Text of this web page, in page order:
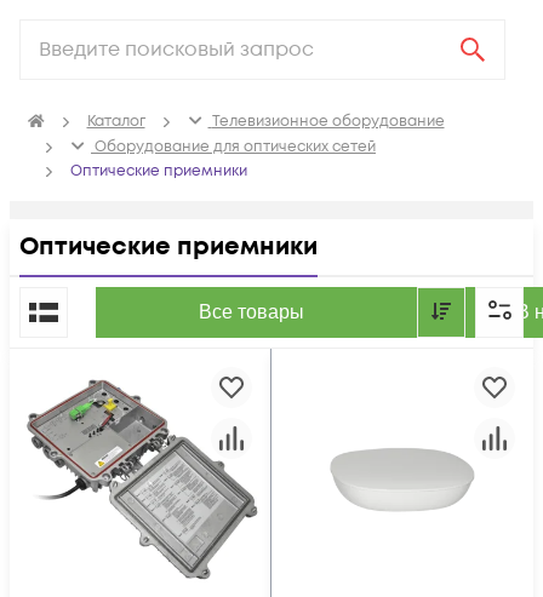
Каталог
Телевизионное оборудование
Оборудование для оптических сетей
Оптические приемники
Оптические приемники
Все товары В
По популярности